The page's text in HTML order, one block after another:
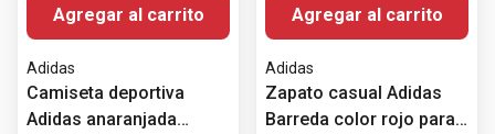
Agregar al carrito
Adidas
Camiseta deportiva
Adidas anaranjada
Agregar al carrito
Adidas
Zapato casual Adidas
Barreda color rojo para